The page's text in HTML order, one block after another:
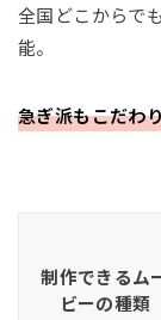
全国どこからで
能。
急ぎ派もこだわ
制作できるム
ビーの種類